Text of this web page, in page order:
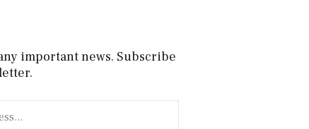
important news. Subscribe